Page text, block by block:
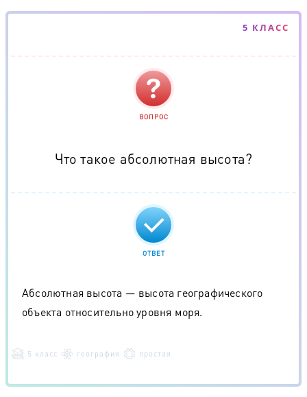
5 КЛАСС
ВОПРОС
Что такое абсолютная высота?
ОТВЕТ
Абсолютная высота — высота географического
объекта относительно уровня моря.
5 класс география простая